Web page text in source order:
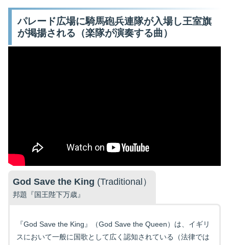
パレード広場に騎馬砲兵連隊が入場し王室旗
が掲揚される（楽隊が演奏する曲）
God Save the King (Traditional）
邦題『国王陛下万歳』
『God Save the King』（God Save the Queen）は、イギリ
スにおいて一般に国歌として広く認知されている（法律では